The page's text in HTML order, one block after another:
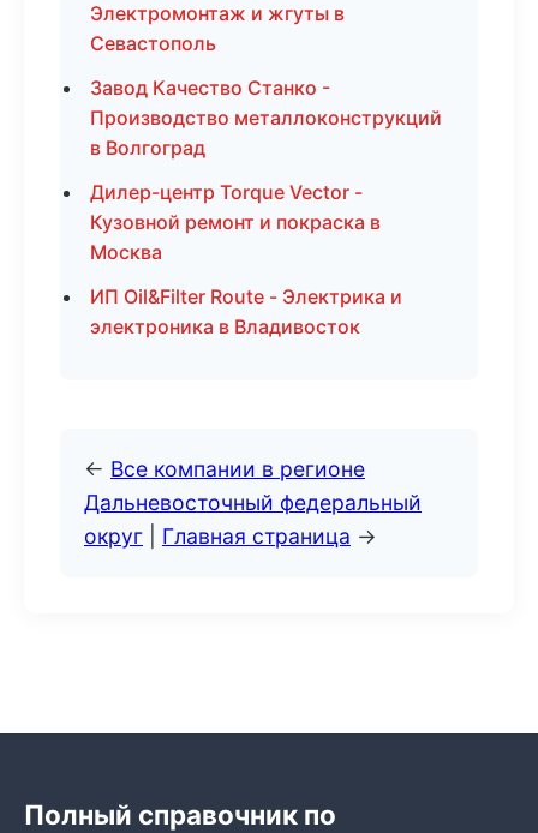
Электромонтаж и жгуты в
Севастополь
Завод Качество Станко -
Производство металлоконструкций
в Волгоград
Дилер-центр Torque Vector -
Кузовной ремонт и покраска в
Москва
ИП Oil&Filter Route - Электрика и
электроника в Владивосток
← Все компании в регионе
Дальневосточный федеральный
округ
Главная страница →
Полный справочник по